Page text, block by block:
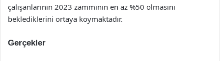
çalışanlarının 2023 zammının en az %50 olmasını
beklediklerini ortaya koymaktadır.
Gerçekler